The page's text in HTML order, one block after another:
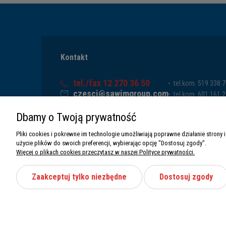
Kontakt
tel./fax 12 270 36 50
czesci@sawimgroup.com
32-080 Zabierzów
NIP: 5130284470
REGON: 5246591010
tel.kom. 519 338
tel.kom. 601 161
Dbamy o Twoją prywatność
Pliki cookies i pokrewne im technologie umożliwiają poprawne działanie
użycie plików do swoich preferencji, wybierając opcję "Dostosuj zgody".
Więcej o plikach cookies przeczytasz w naszej Polityce prywatności.
Zaakceptuj tylko niezbędne Dostosuj zgody